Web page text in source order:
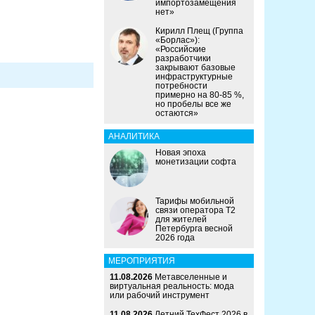
импортозамещения
нет»
Кирилл Плещ (Группа
«Борлас»):
«Российские
разработчики
закрывают базовые
инфраструктурные
потребности
примерно на 80-85 %,
но пробелы все же
остаются»
АНАЛИТИКА
Новая эпоха
монетизации софта
Тарифы мобильной
связи оператора Т2
для жителей
Петербурга весной
2026 года
МЕРОПРИЯТИЯ
11.08.2026 Метавселенные и
виртуальная реальность: мода
или рабочий инструмент